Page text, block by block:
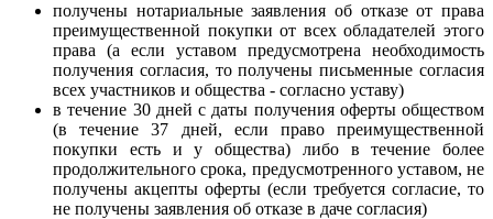
получены нотариальные заявления об отказе от права
преимущественной покупки от всех обладателей этого
права (а если уставом предусмотрена необходимость
получения согласия, то получены письменные согласия
всех участников и общества - согласно уставу)
в течение 30 дней с даты получения оферты обществом
(в течение 37 дней, если право преимущественной
покупки есть и у общества) либо в течение более
продолжительного срока, предусмотренного уставом, не
получены акцепты оферты (если требуется согласие, то
не получены заявления об отказе в даче согласия)